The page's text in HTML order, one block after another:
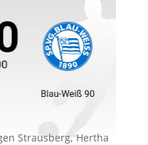
Strausberg, Hertha